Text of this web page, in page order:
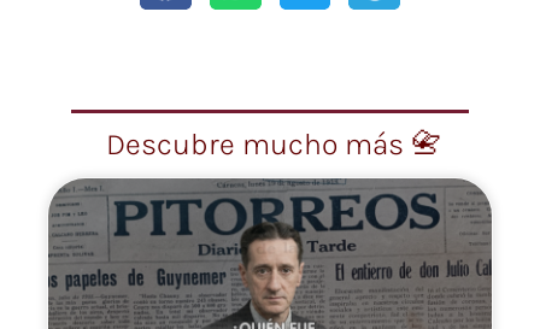
Descubre mucho más 📇